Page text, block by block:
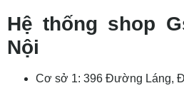
Hệ thống shop
Nội
Cơ sở 1: 396 Đường Láng,